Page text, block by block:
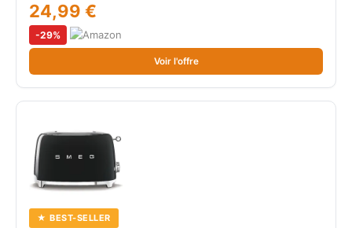
24,99 €
-29%
Voir l'offre
★ BEST-SELLER